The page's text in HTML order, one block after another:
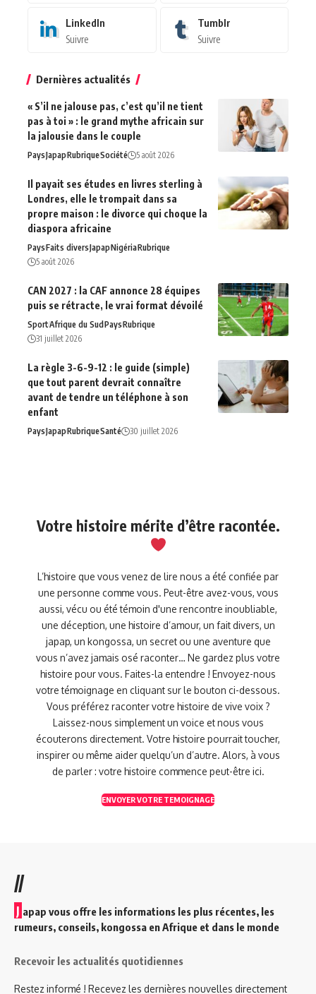
LinkedIn
Suivre
Tumblr
Suivre
Dernières actualités
« S’il ne jalouse pas, c’est qu’il ne tient
pas à toi » : le grand mythe africain sur
la jalousie dans le couple
PaysJapapRubriqueSociété 5 août 2026
Il payait ses études en livres sterling à
Londres, elle le trompait dans sa
propre maison : le divorce qui choque la
diaspora africaine
PaysFaits diversJapapNigériaRubrique
5 août 2026
CAN 2027 : la CAF annonce 28 équipes
puis se rétracte, le vrai format dévoilé
SportAfrique du‍ SudPaysRubrique
31 juillet 2026
La règle 3-6-9-12 : le guide (simple)
que tout parent devrait connaître
avant de tendre un téléphone à son
enfant
PaysJapapRubriqueSanté 30 juillet 2026
Votre histoire mérite d’être racontée.
L’histoire que vous venez de lire nous a été confiée par
une personne comme vous. Peut-être avez-vous, vous
aussi, vécu ou été témoin d'une rencontre inoubliable,
une déception, une histoire d’amour, un fait divers, un
japap, un kongossa, un secret ou une aventure que
vous n’avez jamais osé raconter… Ne gardez plus votre
histoire pour vous. Faites-la entendre ! Envoyez-nous
votre témoignage en cliquant sur le bouton ci-dessous.
Vous préférez raconter votre histoire de vive voix ?
Laissez-nous simplement un voice et nous vous
écouterons directement. Votre histoire pourrait toucher,
inspirer ou même aider quelqu’un d’autre. Alors, à vous
de parler : votre histoire commence peut-être ici.
ENVOYER VOTRE TEMOIGNAGE
//
J apap vous offre les informations les plus récentes, les
rumeurs, conseils, kongossa en Afrique et dans le monde
Recevoir les actualités quotidiennes
Restez informé ! Recevez les dernières nouvelles directement